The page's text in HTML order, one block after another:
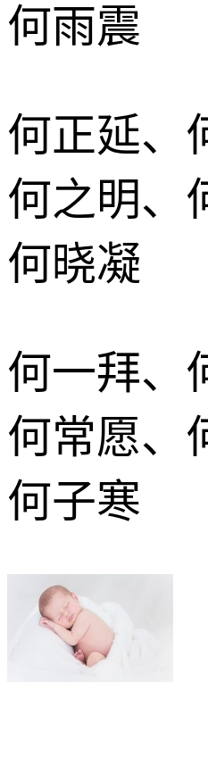
何雨震
何正延、
何之明、
何晓凝
何一拜、
何常愿、
何子寒